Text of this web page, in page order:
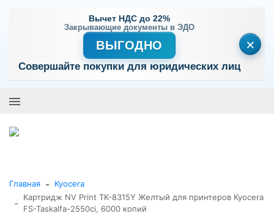
Вычет НДС до 22%
Закрывающие документы в ЭДО
ВЫГОДНО
Совершайте покупки для юридических лиц
×
Главная - Kyocera
-
Картридж NV Print TK-8315Y Желтый для принтеров Kyocera
FS-Taskalfa-2550ci, 6000 копий